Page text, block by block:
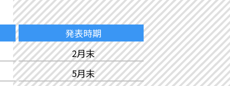
発表時期
2月末
5月末